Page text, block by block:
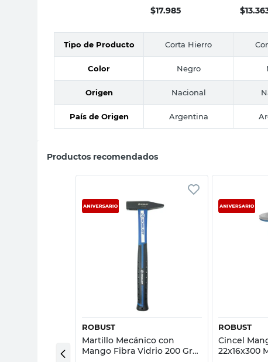
$17.985 $
Tipo de Producto Corta Hierro
Color Negro
Origen Nacional
País de Origen Argentina
Productos recomendados
Vista rápida
ROBUST
Martillo Mecánico con
Mango Fibra Vidrio 200 Grs
ROBUST
Cincel
22x16x300